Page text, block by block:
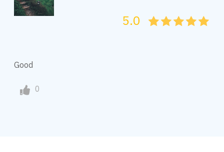
45
4
35
3
25
2
15
1
05
5.0
Good
0